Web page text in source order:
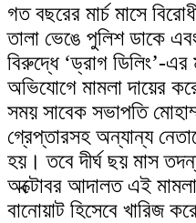
গত বছরের মার্চ মাসে
তালা ভেঙে পুলিশ ডাকে
বিরুদ্ধে ‘ড্রাগ ডিলিং’-
অভিযোগে মামলা দায়ের
সময় সাবেক সভাপতি
গ্রেপ্তারসহ অন্যান্য
হয়। তবে দীর্ঘ ছয় মাস
অক্টোবর আদালত এই
বানোয়াট হিসেবে খারিজ